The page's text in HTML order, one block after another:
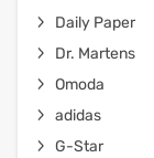
Daily Paper
Dr. Martens
Omoda
adidas
G-Star